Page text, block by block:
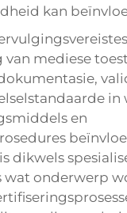
kan
mediese
in
en
dikwels
wat onderwerp